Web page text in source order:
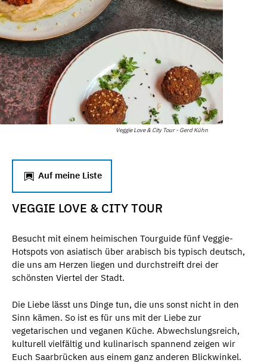
Veggie Love & City Tour - Gerd Kühn
Auf meine Liste
VEGGIE LOVE & CITY TOUR
Besucht mit einem heimischen Tourguide fünf Veggie-
Hotspots von asiatisch über arabisch bis typisch deutsch,
die uns am Herzen liegen und durchstreift drei der
schönsten Viertel der Stadt.
Die Liebe lässt uns Dinge tun, die uns sonst nicht in den
Sinn kämen. So ist es für uns mit der Liebe zur
vegetarischen und veganen Küche. Abwechslungsreich,
kulturell vielfältig und kulinarisch spannend zeigen wir
Euch Saarbrücken aus einem ganz anderen Blickwinkel.